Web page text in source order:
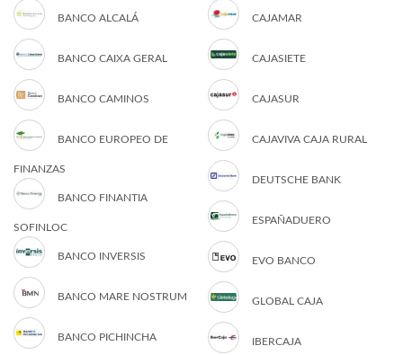
BANCO ALCALÁ
BANCO CAIXA GERAL
BANCO CAMINOS
BANCO EUROPEO DE
FINANZAS
BANCO FINANTIA
SOFINLOC
BANCO INVERSIS
BANCO MARE NOSTRUM
BANCO PICHINCHA
CAJAMAR
CAJASIETE
CAJASUR
CAJAVIVA CAJA RURAL
DEUTSCHE BANK
ESPAÑADUERO
EVO BANCO
GLOBAL CAJA
IBERCAJA